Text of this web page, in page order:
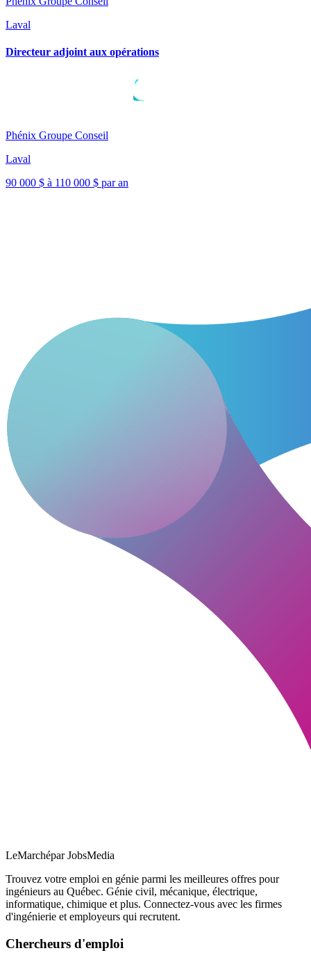
Laval
Directeur adjoint aux opérations
Phénix Groupe Conseil
Laval
90 000 $ à 110 000 $ par an
LeMarchépar JobsMedia
Trouvez votre emploi en génie parmi les meilleures offres pour
ingénieurs au Québec. Génie civil, mécanique, électrique,
informatique, chimique et plus. Connectez-vous avec les firmes
d'ingénierie et employeurs qui recrutent.
Chercheurs d'emploi